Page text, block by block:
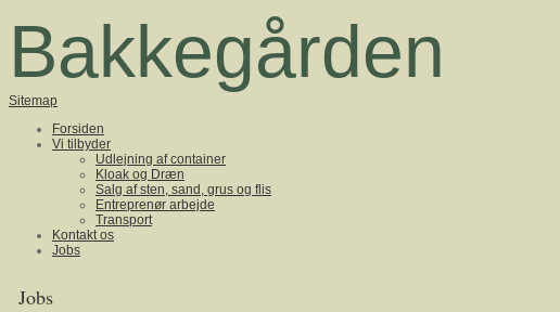
Bakkegården
Sitemap
Forsiden
Vi tilbyder
Udlejning af container
Kloak og Dræn
Salg af sten, sand, grus og flis
Entreprenør arbejde
Transport
Kontakt os
Jobs
Jobs